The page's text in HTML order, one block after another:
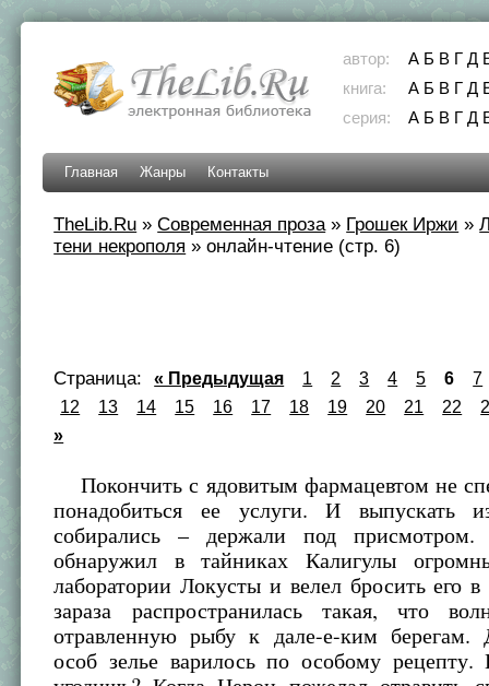
автор: А Б В Г Д
книга:
А Б В Г Д
серия:
А Б В Г Д
Главная Жанры Контакты
TheLib.Ru »Современная проза» Грошек Иржи »
тени некрополя »онлайн-чтение (стр. 6)
Страница: « Предыдущая 1 2 3 4 5 6
7
12
13 14 15 16 17 18 19 20 21 22
»
Покончить с ядовитым фармацевтом не
понадобиться ее услуги. И выпускать
собирались – держали под
обнаружил в тайниках Калигулы
лаборатории Локусты и велел бросить его
зараза распространилась такая, что
отравленную рыбу к дале-е-ким берегам.
особ зелье варилось по особому рецепту.